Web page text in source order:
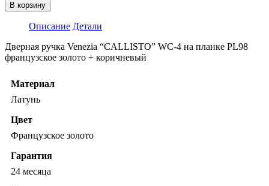
В корзину
Описание Детали
Дверная ручка Venezia “CALLISTO” WC-4 на планке PL98
французское золото + коричневый
Материал
Латунь
Цвет
Французское золото
Гарантия
24 месяца